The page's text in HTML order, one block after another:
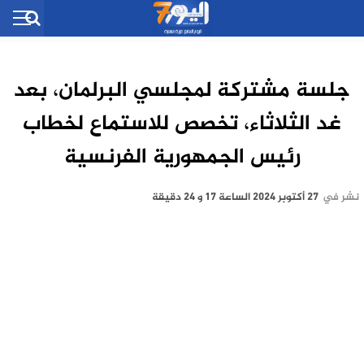
جلسة مشتركة لمجلسي البرلمان، بعد
غد الثلاثاء، تخصص للاستماع لخطاب
رئيس الجمهورية الفرنسية
نشر في 27 أكتوبر 2024 الساعة 17 و 24 دقيقة